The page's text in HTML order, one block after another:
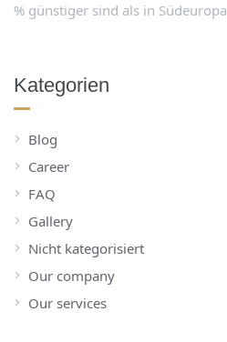
% günstiger sind als in Südeuropa
Kategorien
Blog
Career
FAQ
Gallery
Nicht kategorisiert
Our company
Our services